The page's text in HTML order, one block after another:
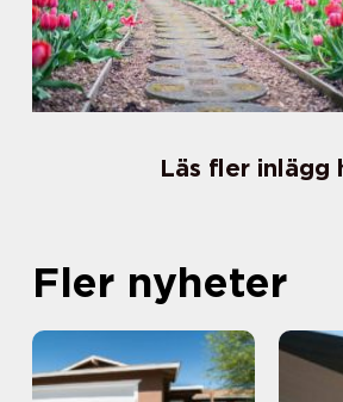
Läs fler inlägg
Fler nyheter